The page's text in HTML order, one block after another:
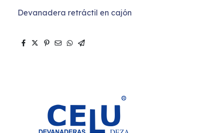
Devanadera retráctil en cajón